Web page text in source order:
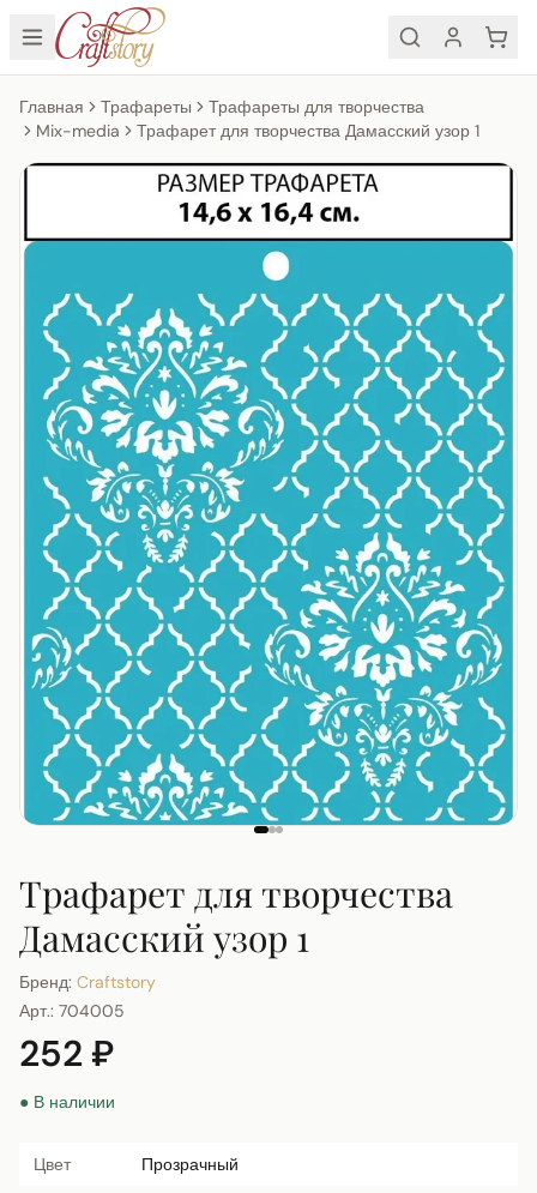
Главная Трафареты
Трафареты для творчества
Mix-media
Трафарет для творчества Дамасский узор 1
Трафарет для творчества
Дамасский узор 1
Бренд: Craftstory
Арт.: 704005
252 ₽
● В наличии
Цвет
Прозрачный